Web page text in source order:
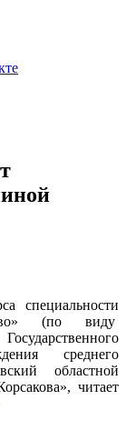
специальности
(по виду
среднего
областной
читает